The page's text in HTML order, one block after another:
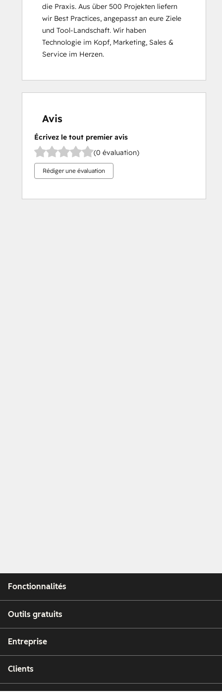
die Praxis. Aus über 500 Projekten liefern
wir Best Practices, angepasst an eure Ziele
und Tool-Landschaft. Wir haben
Technologie im Kopf, Marketing, Sales &
Service im Herzen.
Avis
Écrivez le tout premier avis
(0 évaluation)
Rédiger une évaluation
Fonctionnalités
Outils gratuits
Entreprise
Clients